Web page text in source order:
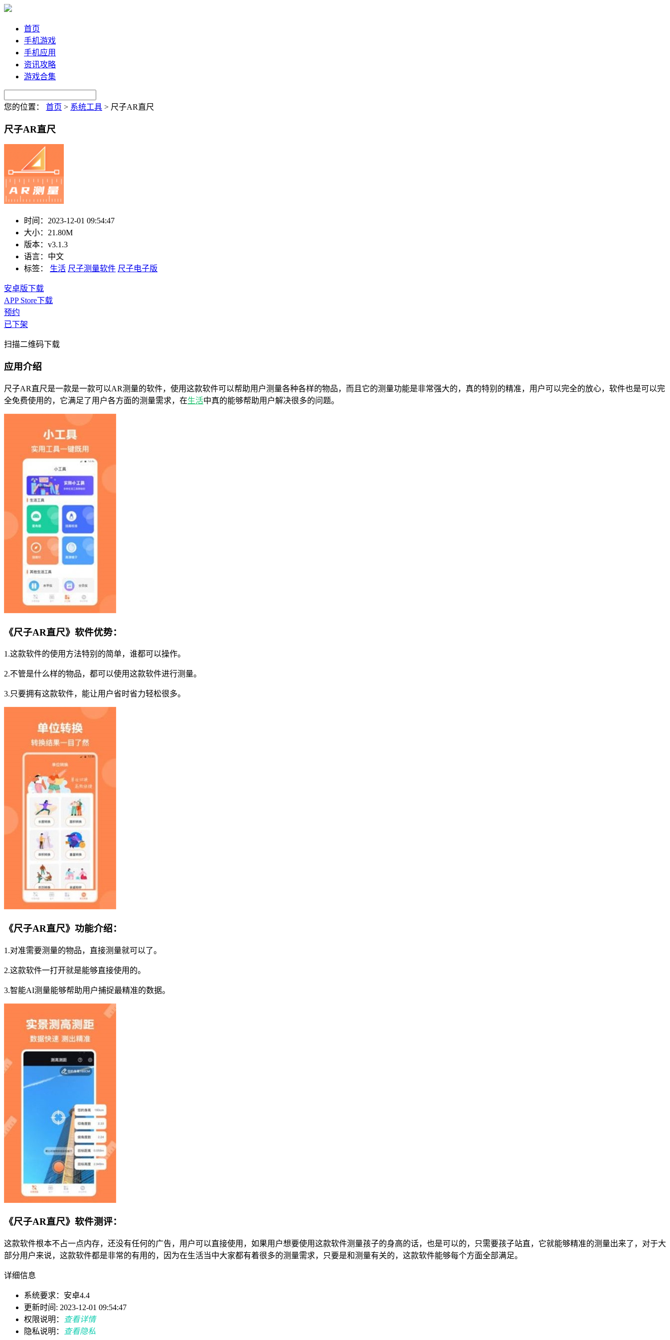
首页
手机游戏
手机应用
资讯攻略
游戏合集
您的位置： 首页 > 系统工具 > 尺子AR直尺
尺子AR直尺
时间： 2023-12-01 09:54:47
大小： 21.80M
版本： v3.1.3
语言： 中文
标签：
生活 尺子测量软件 尺子电子版
安卓版下载
APP Store下载
预约
已下架
扫描二维码下载
应用介绍
尺子AR直尺是一款是一款可以AR测量的软件，使用这款软件可以帮助用户测量各种各样的物品，而且它的测量功能是非常强大的，真的特别的精准，用户可以完全的放心，软件也是可以完
全免费使用的，它满足了用户各方面的测量需求，在生活中真的能够帮助用户解决很多的问题。
《尺子AR直尺》软件优势：
1.这款软件的使用方法特别的简单，谁都可以操作。
2.不管是什么样的物品，都可以使用这款软件进行测量。
3.只要拥有这款软件，能让用户省时省力轻松很多。
《尺子AR直尺》功能介绍：
1.对准需要测量的物品，直接测量就可以了。
2.这款软件一打开就是能够直接使用的。
3.智能AI测量能够帮助用户捕捉最精准的数据。
《尺子AR直尺》软件测评：
这款软件根本不占一点内存，还没有任何的广告，用户可以直接使用，如果用户想要使用这款软件测量孩子的身高的话，也是可以的，只需要孩子站直，它就能够精准的测量出来了，对于大
部分用户来说，这款软件都是非常的有用的，因为在生活当中大家都有着很多的测量需求，只要是和测量有关的，这款软件能够每个方面全部满足。
详细信息
系统要求：安卓4.4
更新时间: 2023-12-01 09:54:47
权限说明：
查看详情
隐私说明：
查看隐私